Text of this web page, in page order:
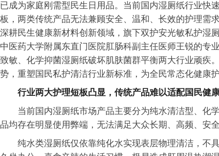
已成为家庭刚需型民生日用品。当前国内湿厕纸行业快
板，两类传统产品无法兼顾安全、温和、长效的护理需
深耕民生健康新材料创新领域，旗下双护安光敏私护湿
中医药大学附属东直门医院肛肠科副主任医师王锐的专
致敏、化学抑菌湿厕纸破坏肌肤菌群平衡两大行业顽疾
势，重塑国民私护清洁行业新标准，为全民常态化健康
行业两大护理短板凸显，传统产品难以适配国民健
当前国内湿厕纸市场产品主要分为纯水清洁型、化
品均存在明显使用弊端，无法满足大众长期、高频、安
纯水类湿厕纸仅依靠纯化水实现表层物理清洁，不